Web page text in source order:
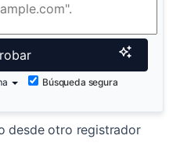
Búsqueda segura
desde otro registrador